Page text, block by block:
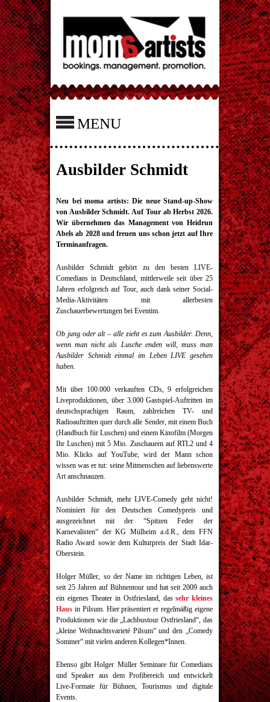
MENU
Ausbilder Schmidt
Neu bei moma artists: Die neue Stand-up-Show
von Ausbilder Schmidt. Auf Tour ab Herbst 2026.
Wir übernehmen das Management von Heidrun
Abels ab 2028 und freuen uns schon jetzt auf Ihre
Terminanfragen.
Ausbilder Schmidt gehört zu den besten LIVE-
Comedians in Deutschland, mittlerweile seit über 25
Jahren erfolgreich auf Tour, auch dank seiner Social-
Media-Aktivitäten mit allerbesten
Zuschauerbewertungen bei Eventim.
Ob jung oder alt – alle zieht es zum Ausbilder. Denn,
wenn man nicht als Lusche enden will, muss man
Ausbilder Schmidt einmal im Leben LIVE gesehen
haben.
Mit über 100.000 verkauften CDs, 9 erfolgreichen
Liveproduktionen, über 3.000 Gastspiel-Auftritten im
deutschsprachigen Raum, zahlreichen TV- und
Radioauftritten quer durch alle Sender, mit einem Buch
(Handbuch für Luschen) und einem Kinofilm (Morgen
Ihr Luschen) mit 5 Mio. Zuschauern auf RTL2 und 4
Mio. Klicks auf YouTube, wird der Mann schon
wissen was er tut: seine Mitmenschen auf liebenswerte
Art anschnauzen.
Ausbilder Schmidt, mehr LIVE-Comedy geht nicht!
Nominiert für den Deutschen Comedypreis und
ausgezeichnet mit der “Spitzen Feder der
Karnevalisten“ der KG Mülheim a.d.R., dem FFN
Radio Award sowie dem Kulturpreis der Stadt Idar-
Oberstein.
Holger Müller, so der Name im richtigen Leben, ist
seit 25 Jahren auf Bühnentour und hat seit 2009 auch
ein eigenes Theater in Ostfriesland, dassehr kleines
Haus in Pilsum. Hier präsentiert er regelmäßig eigene
Produktionen wie die „Lachbustour Ostfriesland“, das
„kleine Weihnachtsvarieté Pilsum“ und den „Comedy
Sommer“ mit vielen anderen Kollegen*Innen.
Ebenso gibt Holger Müller Seminare für Comedians
und Speaker aus dem Profibereich und entwickelt
Live-Formate für Bühnen, Tourismus und digitale
Events.